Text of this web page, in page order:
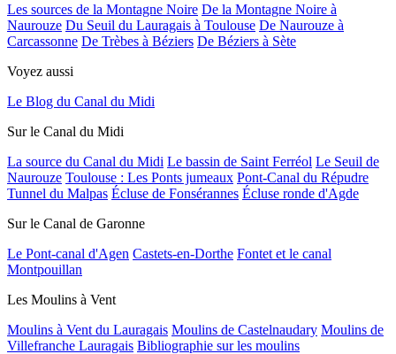
Les sources de la Montagne Noire De la Montagne Noire à
Naurouze Du Seuil du Lauragais à Toulouse De Naurouze à
Carcassonne De Trèbes à Béziers De Béziers à Sète
Voyez aussi
Le Blog du Canal du Midi
Sur le Canal du Midi
La source du Canal du Midi Le bassin de Saint Ferréol Le Seuil de
Naurouze Toulouse : Les Ponts jumeaux Pont-Canal du Répudre
Tunnel du Malpas Écluse de Fonsérannes Écluse ronde d'Agde
Sur le Canal de Garonne
Le Pont-canal d'Agen Castets-en-Dorthe Fontet et le canal
Montpouillan
Les Moulins à Vent
Moulins à Vent du Lauragais Moulins de Castelnaudary Moulins de
Villefranche Lauragais Bibliographie sur les moulins